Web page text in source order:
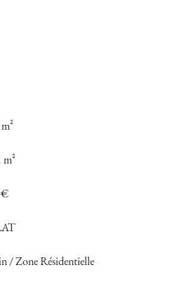
m²
€
/ Zone Résidentielle